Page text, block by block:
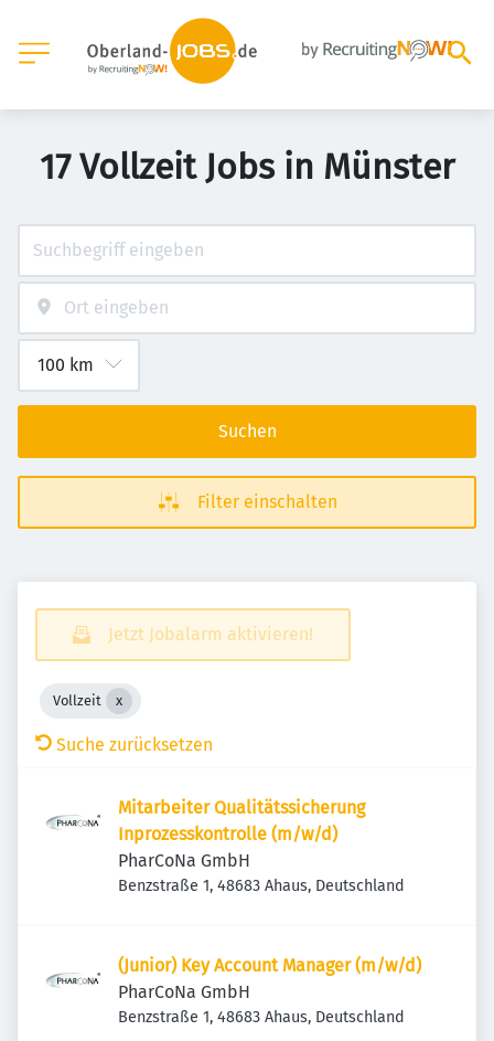
17 Vollzeit Jobs in Münster
Suchen
Filter einschalten
Jetzt Jobalarm aktivieren!
Vollzeit
Suche zurücksetzen
Mitarbeiter Qualitätssicherung
Inprozesskontrolle (m/w/d)
PharCoNa GmbH
Benzstraße 1, 48683 Ahaus, Deutschland
(Junior) Key Account Manager (m/w/d)
PharCoNa GmbH
Benzstraße 1, 48683 Ahaus, Deutschland